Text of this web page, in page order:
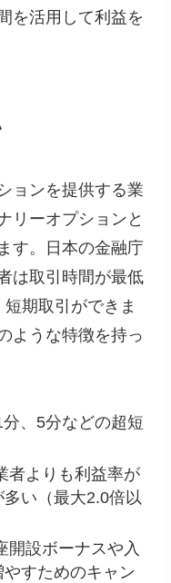
を活用して利益を
ョンを提供する業
リーオプションと
す。日本の金融庁
は取引時間が最低
期取引ができま
ような特徴を持っ
、5分などの超短
者よりも利益率が
い（最大2.0倍以
開設ボーナスや入
すためのキャン